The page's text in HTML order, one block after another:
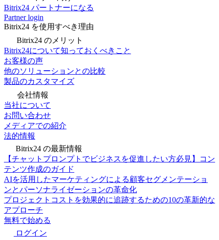
Bitrix24 パートナーになる
Partner login
Bitrix24 を使用すべき理由
Bitrix24 のメリット
Bitrix24について知っておくべきこと
お客様の声
他のソリューションとの比較
製品のカスタマイズ
会社情報
当社について
お問い合わせ
メディアでの紹介
法的情報
Bitrix24 の最新情報
【チャットプロンプトでビジネスを促進したい方必見】コン
テンツ作成のガイド
AIを活用したマーケティングによる顧客セグメンテーショ
ンとパーソナライゼーションの革命化
プロジェクトコストを効果的に追跡するための10の革新的な
アプローチ
無料で始める
ログイン